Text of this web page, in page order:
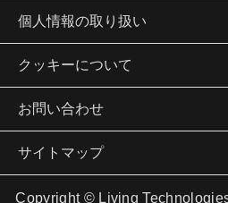
個人情報の取り扱い
クッキーについて
お問い合わせ
サイトマップ
Copyright © Living